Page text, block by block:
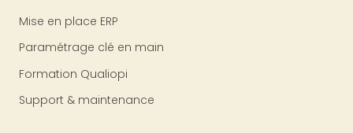
Mise en place ERP
Paramétrage clé en main
Formation Qualiopi
Support & maintenance